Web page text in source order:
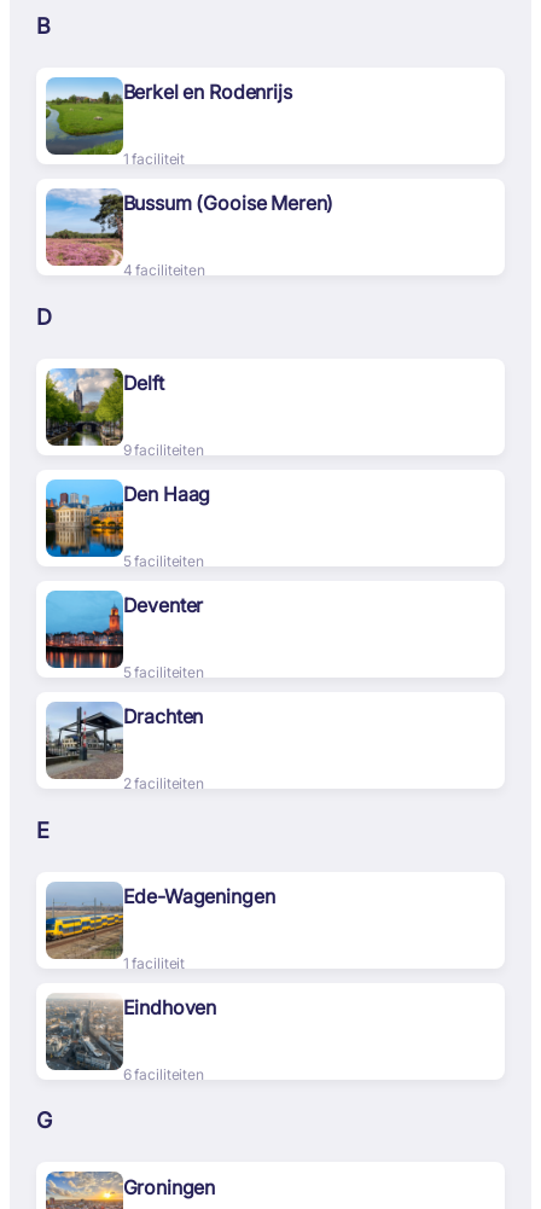
B
Berkel en Rodenrijs
1 faciliteit
Bussum (Gooise Meren)
4 faciliteiten
D
Delft
9 faciliteiten
Den Haag
5 faciliteiten
Deventer
5 faciliteiten
Drachten
2 faciliteiten
E
Ede-Wageningen
1 faciliteit
Eindhoven
6 faciliteiten
G
Groningen